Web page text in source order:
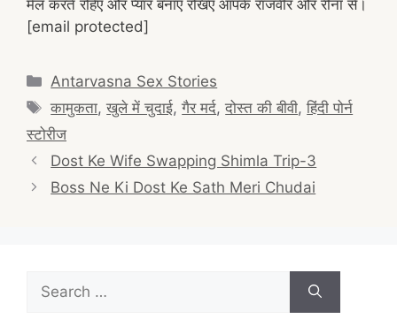
मेल करते रहिए और प्यार बनाए रखिए आपके राजवीर और रीना से।
[email protected]
Categories
Antarvasna Sex Stories
Tags
कामुकता,खुले में चुदाई,गैर मर्द,दोस्त की बीवी,हिंदी पोर्न
स्टोरीज
Post
navigation
Dost Ke Wife Swapping Shimla Trip-3
Boss Ne Ki Dost Ke Sath Meri Chudai
Search
for: